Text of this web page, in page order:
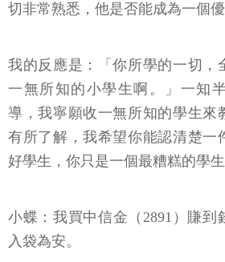
切非常熟悉，他是否能成為一個
我的反應是：「你所學的一切，
一無所知的小學生啊。」一知
導，我寧願收一無所知的學生來
有所了解，我希望你能認清楚一
好學生，你只是一個最糟糕的學生
小蝶：我買中信金（2891）賺到
入袋為安。